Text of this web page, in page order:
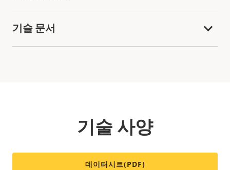
기술 문서
기술 사양
데이터시트(PDF)